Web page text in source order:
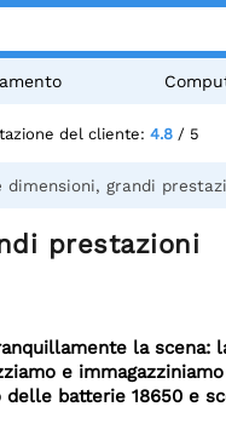
del cliente: 4.8/ 5
dimensioni, grandi
prestazioni
la scena:
e
batterie 18650 e